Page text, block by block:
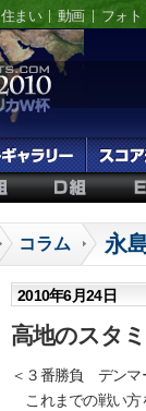
住まい 動画 フォト
コラム 永
2010年6月24日
高地のスタ
＜３番勝負 デンマ
これまでの戦い方